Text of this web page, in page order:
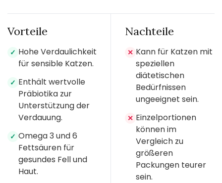
Vorteile
✓ Hohe Verdaulichkeit
für sensible Katzen.
✓ Enthält wertvolle
Präbiotika zur
Unterstützung der
Verdauung.
✓ Omega 3 und 6
Fettsäuren für
gesundes Fell und
Haut.
Nachteile
✕ Kann für Katzen mit
speziellen
diätetischen
Bedürfnissen
ungeeignet sein.
✕ Einzelportionen
können im
Vergleich zu
größeren
Packungen teurer
sein.